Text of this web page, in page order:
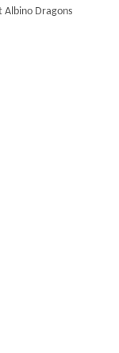
Albino Dragons